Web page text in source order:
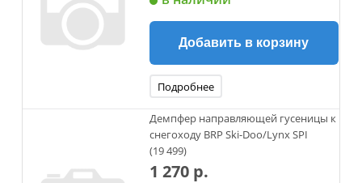
Добавить в корзину
Подробнее
Демпфер направляющей гусеницы к
снегоходу BRP Ski-Doo/Lynx SPI
(19 499)
1 270 р.